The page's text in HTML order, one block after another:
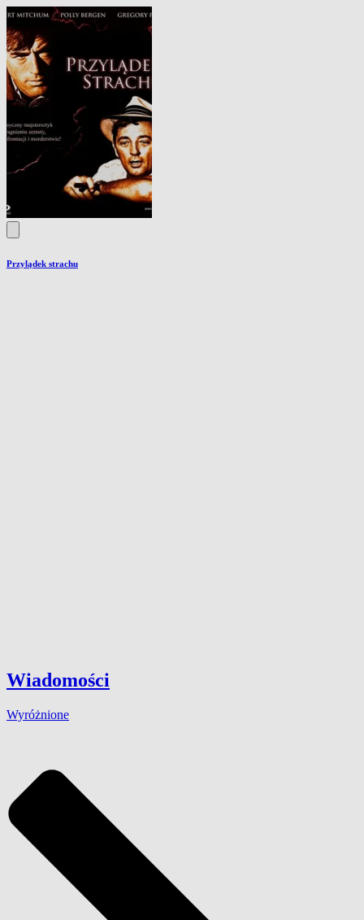
Przylądek strachu
Wiadomości
Wyróżnione